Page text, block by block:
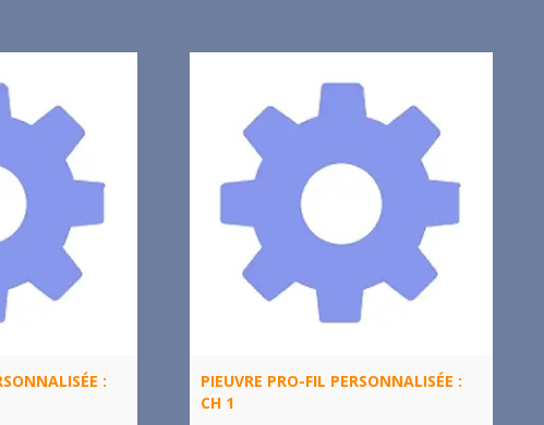
:
PIEUVRE PRO-FIL PERSONNALISÉE :
CH 1